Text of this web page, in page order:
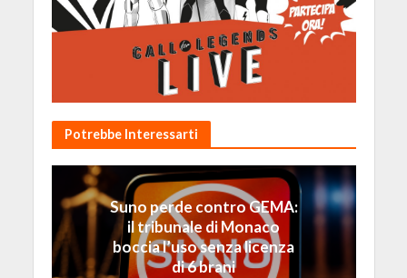
Potrebbe Interessarti
Suno perde contro GEMA:
il tribunale di Monaco
boccia l’uso senza licenza
di 6 brani